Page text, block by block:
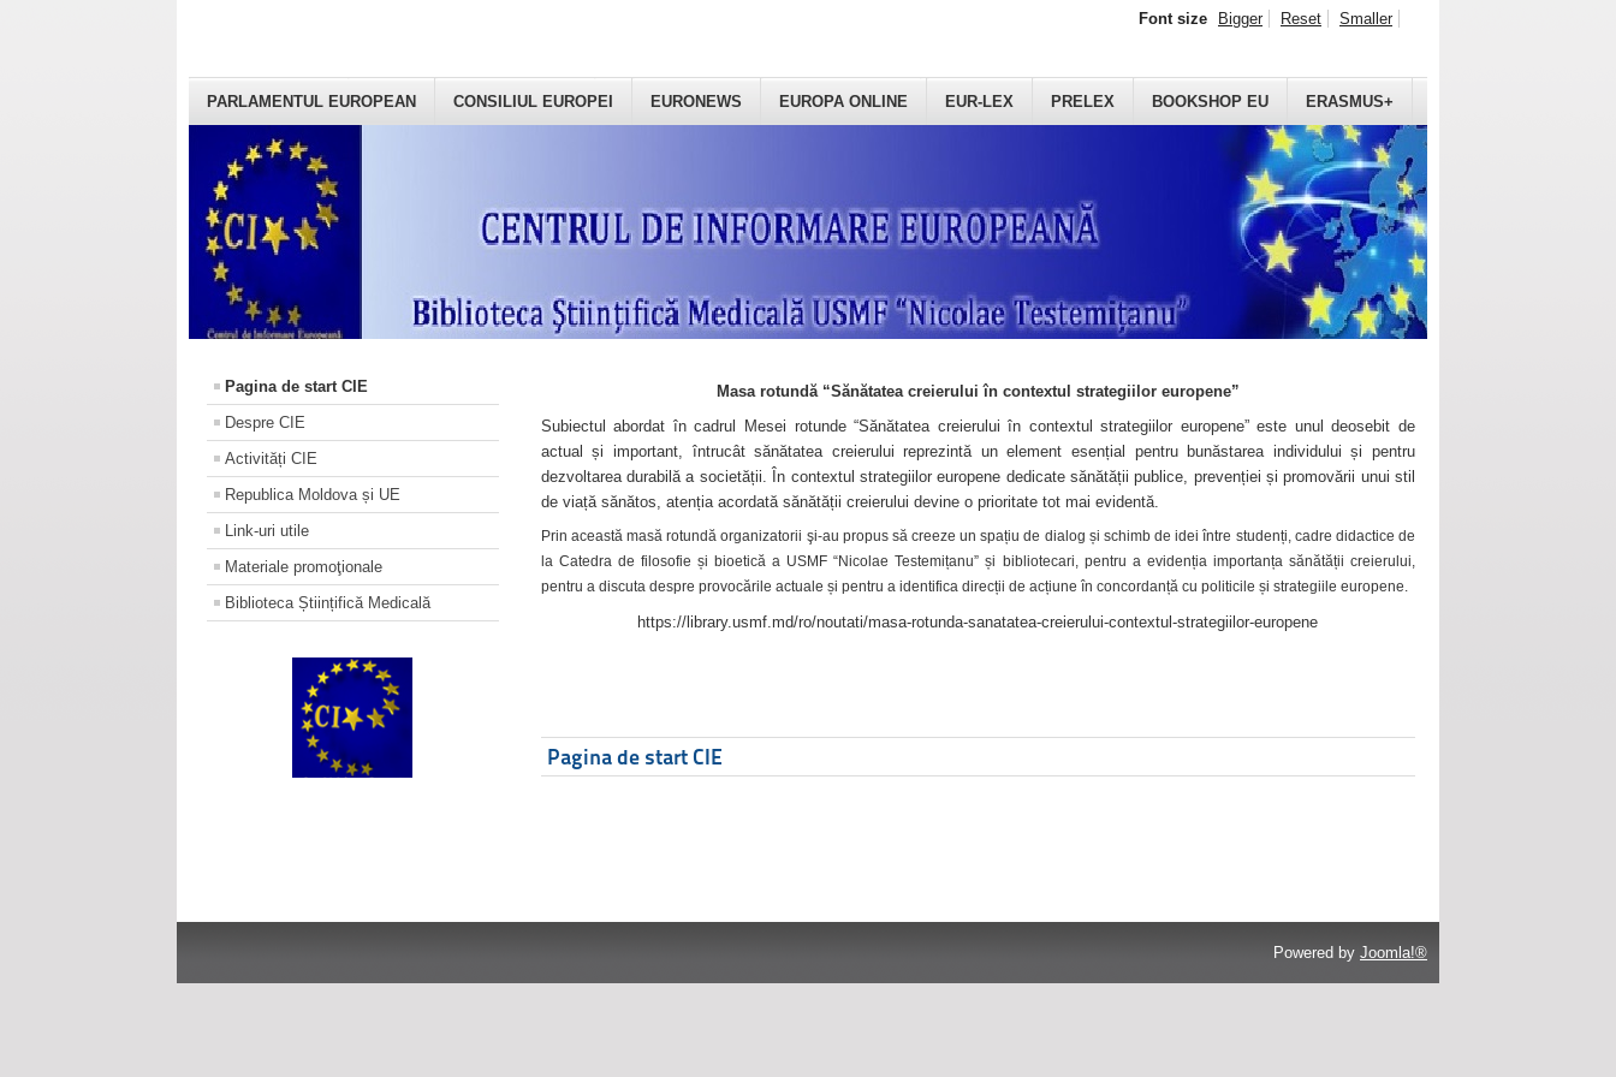
PARLAMENTUL EUROPEAN CONSILIUL EUROPEI EURONEWS EUROPA ONLINE EUR-LEX PRELEX BOOKSHOP EU ERASMUS+
Font size Bigger Reset Smaller
Pagina de start CIE
Despre CIE
Activități CIE
Republica Moldova și UE
Link-uri utile
Materiale promoţionale
Biblioteca Științifică Medicală
Masa rotundă “Sănătatea creierului în contextul strategiilor europene”
Subiectul abordat în cadrul Mesei rotunde “Sănătatea creierului în contextul strategiilor europene” este unul deosebit de
actual și important, întrucât sănătatea creierului reprezintă un element esențial pentru bunăstarea individului și pentru
dezvoltarea durabilă a societății. În contextul strategiilor europene dedicate sănătății publice, prevenției și promovării unui stil
de viață sănătos, atenția acordată sănătății creierului devine o prioritate tot mai evidentă.
Prin această masă rotundă organizatorii şi-au propus să creeze un spațiu de dialog și schimb de idei între studenți, cadre didactice de
la Catedra de filosofie și bioetică a USMF “Nicolae Testemițanu” și bibliotecari, pentru a evidenția importanța sănătății creierului,
pentru a discuta despre provocările actuale și pentru a identifica direcții de acțiune în concordanță cu politicile și strategiile europene.
https://library.usmf.md/ro/noutati/masa-rotunda-sanatatea-creierului-contextul-strategiilor-europene
Pagina de start CIE
Powered by Joomla!®